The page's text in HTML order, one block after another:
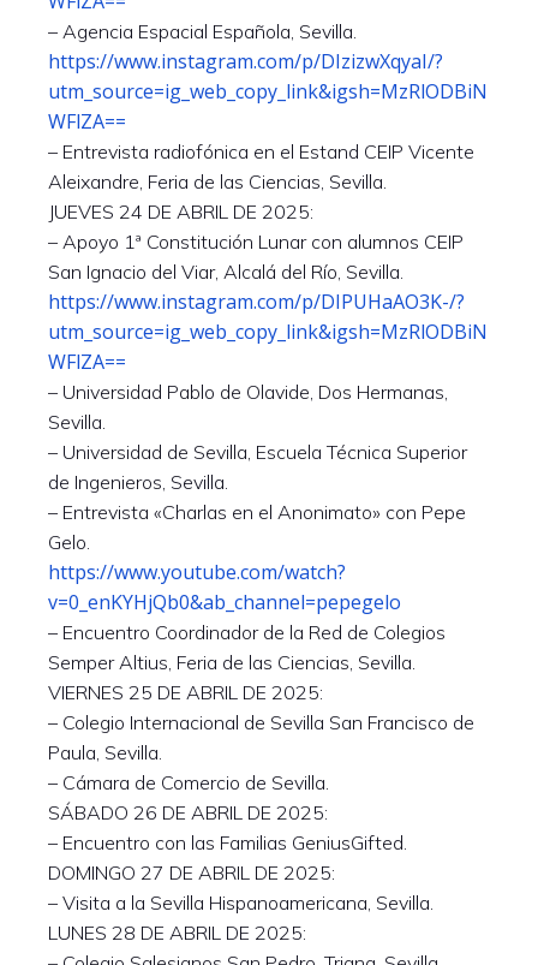
– Agencia Espacial Española, Sevilla.
https://www.instagram.com/p/DIzizwXqyaI/?
utm_source=ig_web_copy_link&igsh=MzRlODBiN
WFlZA==
– Entrevista radiofónica en el Estand CEIP Vicente
Aleixandre, Feria de las Ciencias, Sevilla.
JUEVES 24 DE ABRIL DE 2025:
– Apoyo 1ª Constitución Lunar con alumnos CEIP
San Ignacio del Viar, Alcalá del Río, Sevilla.
https://www.instagram.com/p/DIPUHaAO3K-/?
utm_source=ig_web_copy_link&igsh=MzRlODBiN
WFlZA==
– Universidad Pablo de Olavide, Dos Hermanas,
Sevilla.
– Universidad de Sevilla, Escuela Técnica Superior
de Ingenieros, Sevilla.
– Entrevista «Charlas en el Anonimato» con Pepe
Gelo.
https://www.youtube.com/watch?
v=0_enKYHjQb0&ab_channel=pepegelo
– Encuentro Coordinador de la Red de Colegios
Semper Altius, Feria de las Ciencias, Sevilla.
VIERNES 25 DE ABRIL DE 2025:
– Colegio Internacional de Sevilla San Francisco de
Paula, Sevilla.
– Cámara de Comercio de Sevilla.
SÁBADO 26 DE ABRIL DE 2025:
– Encuentro con las Familias GeniusGifted.
DOMINGO 27 DE ABRIL DE 2025:
– Visita a la Sevilla Hispanoamericana, Sevilla.
LUNES 28 DE ABRIL DE 2025: